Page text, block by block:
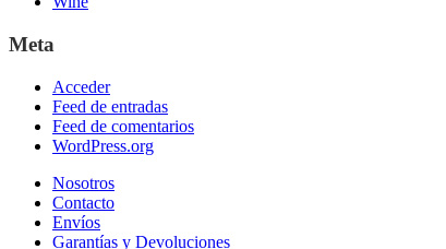
Meta
Acceder
Feed de entradas
Feed de comentarios
WordPress.org
Nosotros
Contacto
Envíos
Garantías y Devoluciones